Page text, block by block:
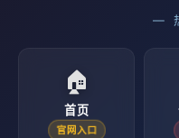
—
🏠
首页
官网入口